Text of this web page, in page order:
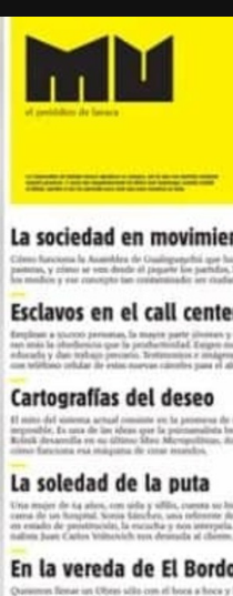
Las mujeres de Córdoba
todo.Fotos: Nany Palazzini /
Foto: Juan Valeiro/ lavaca.org